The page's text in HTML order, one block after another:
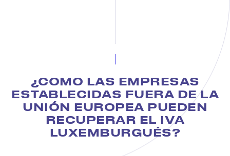
¿COMO LAS EMPRESAS
ESTABLECIDAS FUERA DE LA
UNIÓN EUROPEA PUEDEN
RECUPERAR EL IVA
LUXEMBURGUÉS?